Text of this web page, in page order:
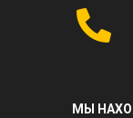
МЫ